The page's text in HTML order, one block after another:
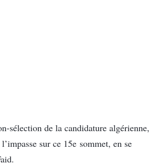
sélection de la candidature algérienne,
sur ce 15e sommet, en se